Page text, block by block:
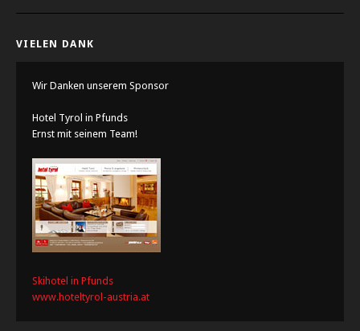
VIELEN DANK
Wir Danken unserem Sponsor
Hotel Tyrol in Pfunds
Ernst mit seinem Team!
Skihotel in Pfunds
www.hoteltyrol-austria.at